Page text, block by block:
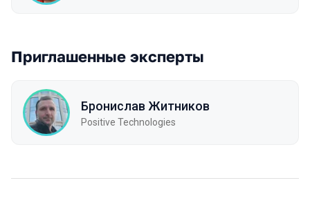
Приглашенные эксперты
Бронислав Житников
Positive Technologies